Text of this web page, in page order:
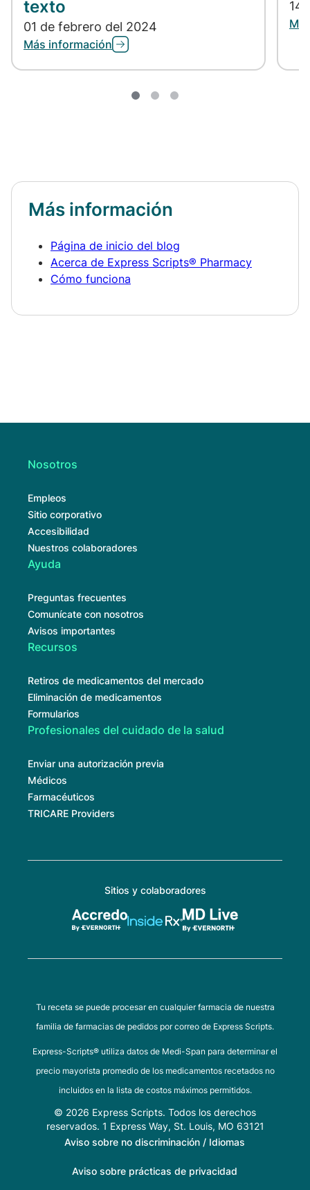
texto
01 de febrero del 2024
Más información
14
Más información
Página de inicio del blog
Acerca de Express Scripts® Pharmacy
Cómo funciona
Nosotros
Empleos
Sitio corporativo
Accesibilidad
Nuestros colaboradores
Ayuda
Preguntas frecuentes
Comunícate con nosotros
Avisos importantes
Recursos
Retiros de medicamentos del mercado
Eliminación de medicamentos
Formularios
Profesionales del cuidado de la salud
Enviar una autorización previa
Médicos
Farmacéuticos
TRICARE Providers
Sitios y colaboradores
Tu receta se puede procesar en cualquier farmacia de nuestra
familia de farmacias de pedidos por correo de Express Scripts.
Express-Scripts® utiliza datos de Medi-Span para determinar el
precio mayorista promedio de los medicamentos recetados no
incluidos en la lista de costos máximos permitidos.
© 2026 Express Scripts. Todos los derechos
reservados. 1 Express Way, St. Louis, MO 63121
Aviso sobre no discriminación / Idiomas
Aviso sobre prácticas de privacidad